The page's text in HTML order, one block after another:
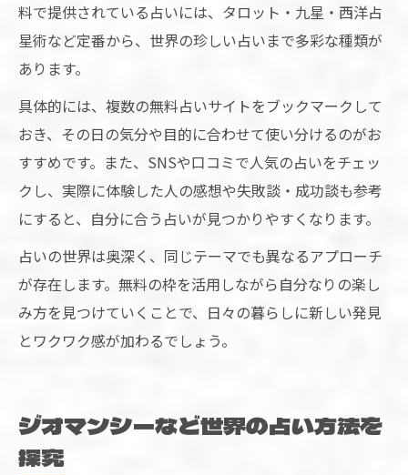
料で提供されている占いには、タロット・九星・西洋占
星術など定番から、世界の珍しい占いまで多彩な種類が
あります。
具体的には、複数の無料占いサイトをブックマークして
おき、その日の気分や目的に合わせて使い分けるのがお
すすめです。また、SNSや口コミで人気の占いをチェッ
クし、実際に体験した人の感想や失敗談・成功談も参考
にすると、自分に合う占いが見つかりやすくなります。
占いの世界は奥深く、同じテーマでも異なるアプローチ
が存在します。無料の枠を活用しながら自分なりの楽し
み方を見つけていくことで、日々の暮らしに新しい発見
とワクワク感が加わるでしょう。
ジオマンシーなど世界の占い方法を
探究